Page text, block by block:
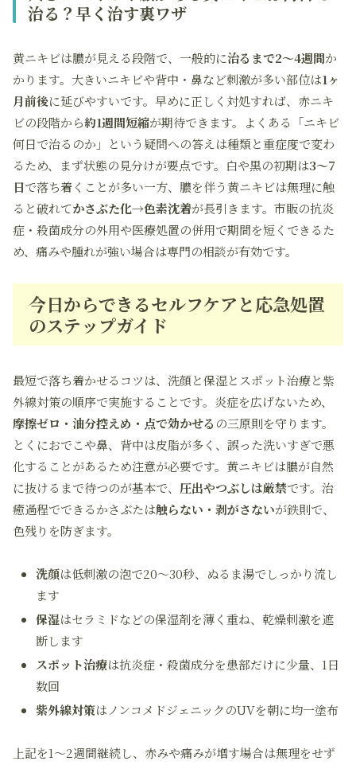
治る？早く治す裏ワザ
黄ニキビは膿が見える段階で、一般的に治るまで2〜4週間か
かります。大きいニキビや背中・鼻など刺激が多い部位は1ヶ
月前後に延びやすいです。早めに正しく対処すれば、赤ニキ
ビの段階から約1週間短縮が期待できます。よくある「ニキビ
何日で治るのか」という疑問への答えは種類と重症度で変わ
るため、まず状態の見分けが要点です。白や黒の初期は3〜7
日で落ち着くことが多い一方、膿を伴う黄ニキビは無理に触
ると破れてかさぶた化→色素沈着が長引きます。市販の抗炎
症・殺菌成分の外用や医療処置の併用で期間を短くできるた
め、痛みや腫れが強い場合は専門の相談が有効です。
今日からできるセルフケアと応急処置
のステップガイド
最短で落ち着かせるコツは、洗顔と保湿とスポット治療と紫
外線対策の順序で実施することです。炎症を広げないため、
摩擦ゼロ・油分控えめ・点で効かせる の三原則を守ります。
とくにおでこや鼻、背中は皮脂が多く、誤った洗いすぎで悪
化することがあるため注意が必要です。黄ニキビは膿が自然
に抜けるまで待つのが基本で、 圧出やつぶしは厳禁です。治
癒過程でできるかさぶたは触らない・剥がさないが鉄則で、
色残りを防ぎます。
洗顔は低刺激の泡で20〜30秒、ぬるま湯でしっかり流し
ます
保湿はセラミドなどの保湿剤を薄く重ね、乾燥刺激を遮
断します
スポット治療は抗炎症・殺菌成分を患部だけに少量、1日
数回
紫外線対策はノンコメドジェニックのUVを朝に均一塗布
上記を1〜2週間継続し、赤みや痛みが増す場合は無理をせず